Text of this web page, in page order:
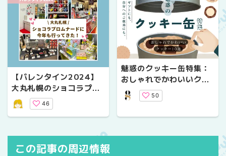
【バレンタイン2024】
大丸札幌のショコラプロ
ムナードに今年も行って
きた！
46
魅惑のクッキー缶特集：
おしゃれでかわいいクッ
キー10選50
この記事の周辺情報